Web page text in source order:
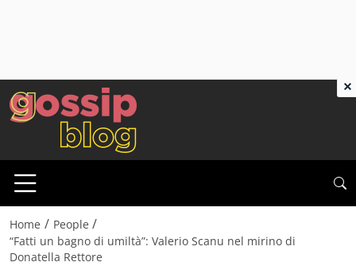
Home / People /
“Fatti un bagno di umiltà”: Valerio Scanu nel mirino di
Donatella Rettore
×